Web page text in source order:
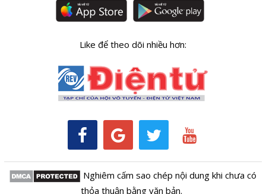
Like để theo dõi nhiều hơn:
Nghiêm cấm sao chép nội dung khi chưa có
thỏa thuận bằng văn bản.